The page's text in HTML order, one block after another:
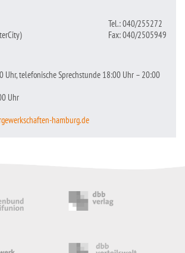
Tel.: 040/255272
Fax: 040/2505949
Uhr, telefonische Sprechstunde 18:00 Uhr – 20:00
Uhr
hamburg.de